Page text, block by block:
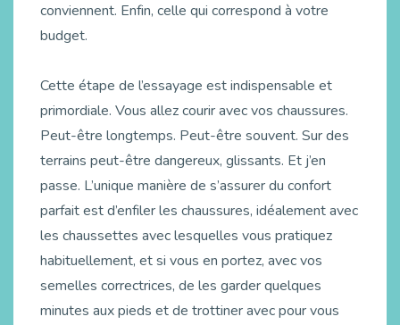
conviennent. Enfin, celle qui correspond à votre
budget.
Cette étape de l’essayage est indispensable et
primordiale. Vous allez courir avec vos chaussures.
Peut-être longtemps. Peut-être souvent. Sur des
terrains peut-être dangereux, glissants. Et j’en
passe. L’unique manière de s’assurer du confort
parfait est d’enfiler les chaussures, idéalement avec
les chaussettes avec lesquelles vous pratiquez
habituellement, et si vous en portez, avec vos
semelles correctrices, de les garder quelques
minutes aux pieds et de trottiner avec pour vous